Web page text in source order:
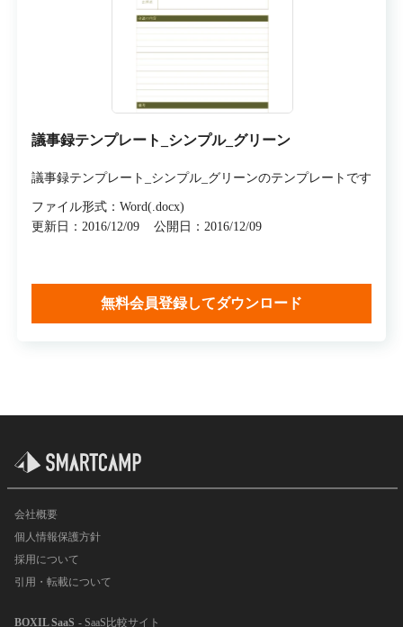
議事録テンプレート_シンプル_グリーン
議事録テンプレート_シンプル_グリーンのテンプレートです
ファイル形式：Word(.docx)
更新日：2016/12/09
公開日：2016/12/09
無料会員登録してダウンロード
会社概要
個人情報保護方針
採用について
引用・転載について
BOXIL SaaS - SaaS比較サイト